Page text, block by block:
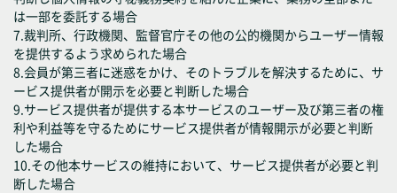
は一部を委託する場合
7.裁判所、行政機関、監督官庁その他の公的機関からユーザー情報
を提供するよう求められた場合
8.会員が第三者に迷惑をかけ、そのトラブルを解決するために、サ
ービス提供者が開示を必要と判断した場合
9.サービス提供者が提供する本サービスのユーザー及び第三者の権
利や利益等を守るためにサービス提供者が情報開示が必要と判断
した場合
10.その他本サービスの維持において、サービス提供者が必要と判
断した場合